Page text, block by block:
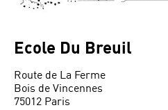
Ecole Du Breuil
Route de La Ferme
Bois de Vincennes
75012 Paris